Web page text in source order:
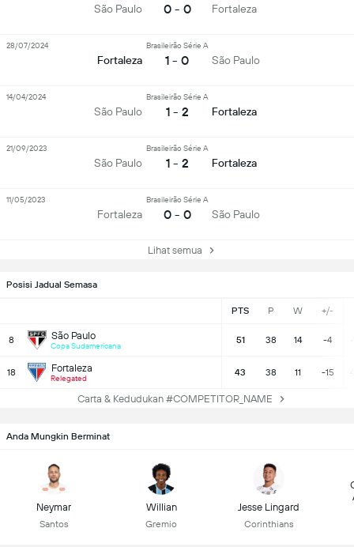
Posisi Jadual Semasa
PTS P W +/-
8 São Paulo
Copa Sudamericana
51 38 14 -4
18 Fortaleza
Relegated
43 38 11 -15
Carta & Kedudukan #COMPETITOR_NAME
São Paulo 0 - 0 Fortaleza
Fortaleza
Brasileirão Série A
1 - 0 São Paulo
28/07/2024
São Paulo
Brasileirão Série A
1 - 2 Fortaleza
14/04/2024
São Paulo
Brasileirão Série A
1 - 2 Fortaleza
21/09/2023
Fortaleza
Brasileirão Série A
0 - 0 São Paulo
11/05/2023
Lihat semua
Anda Mungkin Berminat
Neymar
Santos
Willian
Gremio
Jesse Lingard
Corinthians